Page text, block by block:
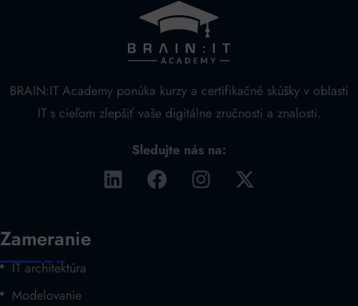
BRAIN:IT Academy ponúka kurzy a certifikačné skúšky v oblasti
IT s cieľom zlepšiť vaše digitálne zručnosti a znalosti.
Sledujte nás na:
Zameranie
IT architektúra
Modelovanie